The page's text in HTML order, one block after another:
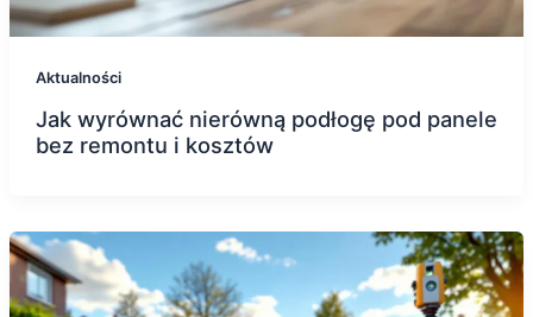
Aktualności
Jak wyrównać nierówną podłogę pod panele
bez remontu i kosztów